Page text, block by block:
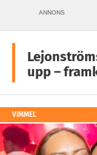
ANNONS
upp –
VIMMEL